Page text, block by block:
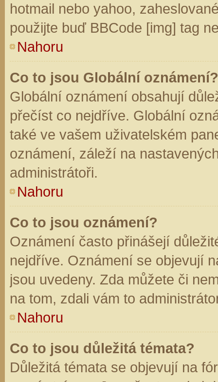
hotmail nebo yahoo,
použijte buď BBCode [img] tag
Nahoru
Co to jsou Globální oznámení?
Globální oznámení obsahují
přečíst co nejdříve. Globální
také ve vašem uživatelském
oznámení, záleží na
administrátoři.
Nahoru
Co to jsou oznámení?
Oznámení často přinášejí
nejdříve. Oznámení se objevují
jsou uvedeny. Zda můžete či
na tom, zdali vám to
Nahoru
Co to jsou důležitá témata?
Důležitá témata se objevují na